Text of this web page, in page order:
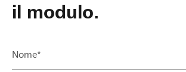
il modulo.
Nome*